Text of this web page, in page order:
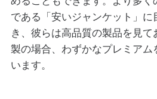
である「安いジャンケット」に
き、彼らは高品質の製品を見
製の場合、わずかなプレミア
います。